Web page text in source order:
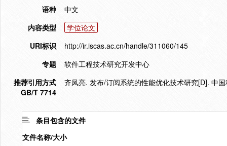
语种
中文
内容类型
学位论文
URI标识
http://ir.iscas.ac.cn/handle/311060/145
专题
软件工程技术研究开发中心
推荐引用方式
GB/T 7714
齐凤亮. 发布/订阅系统的性能优化技术研究[D]. 中
条目包含的文件
文件名称/大小